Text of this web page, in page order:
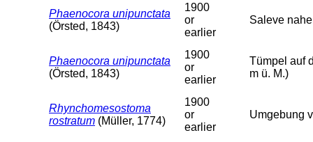
Phaenocora unipunctata
(Örsted, 1843)
1900
or
earlier
Saleve
Phaenocora unipunctata
(Örsted, 1843)
1900
or
earlier
Tümpel auf
m ü. M.)
Rhynchomesostoma
rostratum (Müller, 1774)
1900
or
earlier
Umgebung